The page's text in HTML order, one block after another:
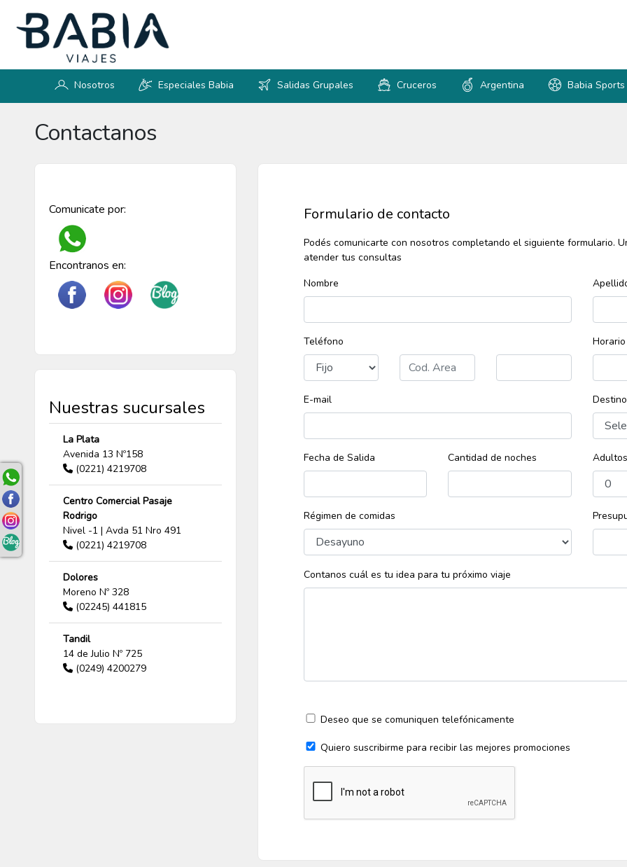
Nosotros Especiales Babia Salidas Grupales Cruceros Argentina Babia Sports
Contactanos
Comunicate por:
Encontranos en:
Nuestras sucursales
La Plata
Avenida 13 Nº158
(0221) 4219708
Centro Comercial Pasaje
Rodrigo
Nivel -1 | Avda 51 Nro 491
(0221) 4219708
Dolores
Moreno Nº 328
(02245) 441815
Tandil
14 de Julio Nº 725
(0249) 4200279
Formulario de contacto
Podés comunicarte con nosotros completando el siguiente formulario.
atender tus consultas
Nombre
Teléfono
E-mail Destino
Fecha de Salida Cantidad de noches Adultos
Régimen de comidas
Contanos cuál es tu idea para tu próximo viaje
Deseo que se comuniquen telefónicamente
Quiero suscribirme para recibir las mejores promociones